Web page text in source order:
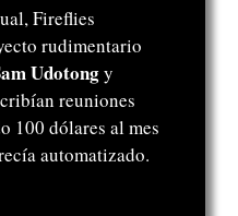
Fireflies
rudimentario
Udotongy
reuniones
100 dólares al mes
automatizado.